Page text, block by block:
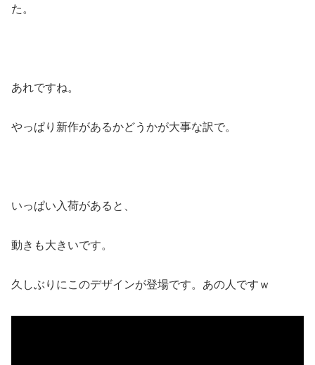
た。
あれですね。
やっぱり新作があるかどうかが大事な訳で。
いっぱい入荷があると、
動きも大きいです。
久しぶりにこのデザインが登場です。あの人ですｗ